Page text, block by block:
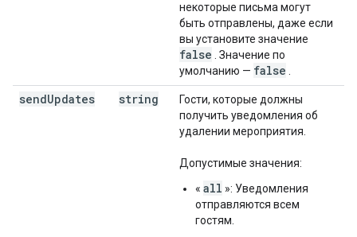
некоторые письма могут
быть отправлены, даже если
вы установите значение
false . Значение по
умолчанию — false
sendUpdates string
Гости, которые должны
получить уведомления об
удалении мероприятия.
Допустимые значения:
« all »: Уведомления
отправляются всем
гостям.